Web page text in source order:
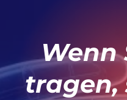
Wenn
tragen,